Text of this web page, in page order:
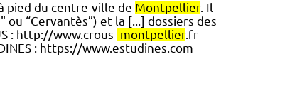
pied du centre-ville de Montpellier. Il
“Cervantès”) et la [...] dossiers des
: http://www.crous- montpellier.fr
: https://www.estudines.com